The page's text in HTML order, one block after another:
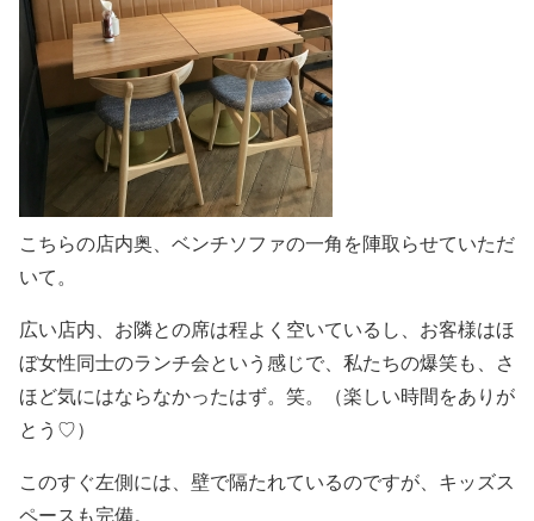
こちらの店内奥、ベンチソファの一角を陣取らせていただ
いて。
広い店内、お隣との席は程よく空いているし、お客様はほ
ぼ女性同士のランチ会という感じで、私たちの爆笑も、さ
ほど気にはならなかったはず。笑。（楽しい時間をありが
とう♡）
このすぐ左側には、壁で隔たれているのですが、キッズス
ペースも完備。